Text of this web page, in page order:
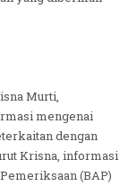
Murti,
mengenai
dengan
Krisna, informasi
(BAP)